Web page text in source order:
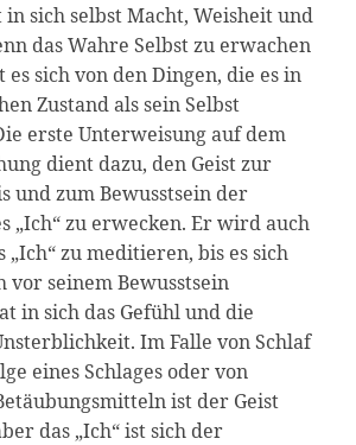
in sich selbst Macht, Weisheit und
das Wahre Selbst zu erwachen
sich von den Dingen, die es in
Zustand als sein Selbst
erste Unterweisung auf dem
dient dazu, den Geist zur
und zum Bewusstsein der
„Ich“ zu erwecken. Er wird auch
„Ich“ zu meditieren, bis es sich
seinem Bewusstsein
in sich das Gefühl und die
Im Falle von Schlaf
eines Schlages oder von
ist der Geist
das „Ich“ ist sich der